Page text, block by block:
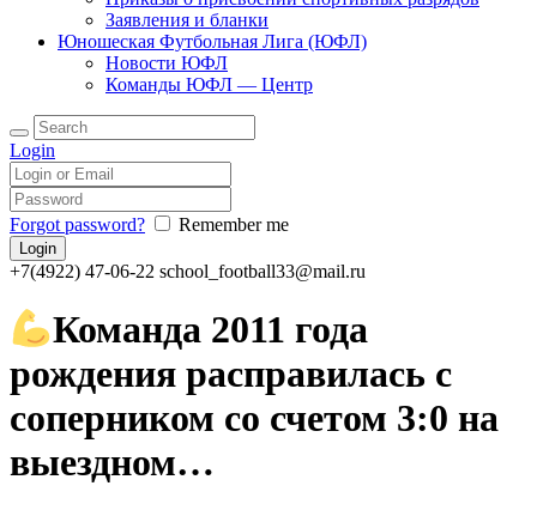
Заявления и бланки
Юношеская Футбольная Лига (ЮФЛ)
Новости ЮФЛ
Команды ЮФЛ — Центр
Login
Forgot password? Remember me
+7(4922) 47-06-22 school_football33@mail.ru
Команда 2011 года
рождения расправилась с
соперником со счетом 3:0 на
выездном…